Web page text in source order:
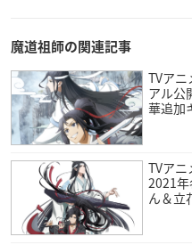
【キャスト】
魏無羨（ウェイ・ウーシエン
藍忘機（ラン・ワンジー）：
江澄（ジャン・チョン）：緑
江厭離（ジャン・イエンリー
藍曦臣（ラン・シーチェン）
金凌（ジン・リン）：梶裕貴
藍思追（ラン・スージュイ）
藍景儀（ラン・ジンイー）：
魔道祖師の関連記事
TVアニ
アル公
華追加
TVア
2021
ん＆立